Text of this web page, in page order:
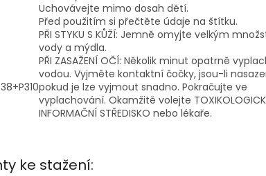
Uchovávejte mimo dosah dětí.
Před použitím si přečtěte údaje na štítku.
PŘI STYKU S KŮŽÍ: Jemně omyjte velkým
vody a mýdla.
PŘI ZASAŽENÍ OČÍ: Několik minut opatrně
vodou. Vyjměte kontaktní čočky, jsou-li
pokud je lze vyjmout snadno. Pokračujte ve
vyplachování. Okamžitě volejte
INFORMAČNÍ STŘEDISKO nebo lékaře.
ke stažení: